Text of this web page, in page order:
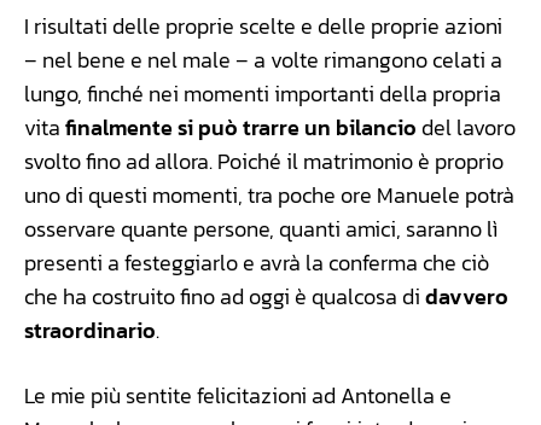
I risultati delle proprie scelte e delle proprie azioni
– nel bene e nel male – a volte rimangono celati a
lungo, finché nei momenti importanti della propria
vitafinalmente si può trarre un bilancio del lavoro
svolto fino ad allora. Poiché il matrimonio è proprio
uno di questi momenti, tra poche ore Manuele potrà
osservare quante persone, quanti amici, saranno lì
presenti a festeggiarlo e avrà la conferma che ciò
che ha costruito fino ad oggi è qualcosa didavvero
straordinario.
Le mie più sentite felicitazioni ad Antonella e